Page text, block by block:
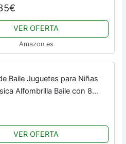
VER OFERTA
Amazon.es
Baile Juguetes para Niñas
Alfombrilla Baile con 8
Modos, Batería Incluida,
VER OFERTA